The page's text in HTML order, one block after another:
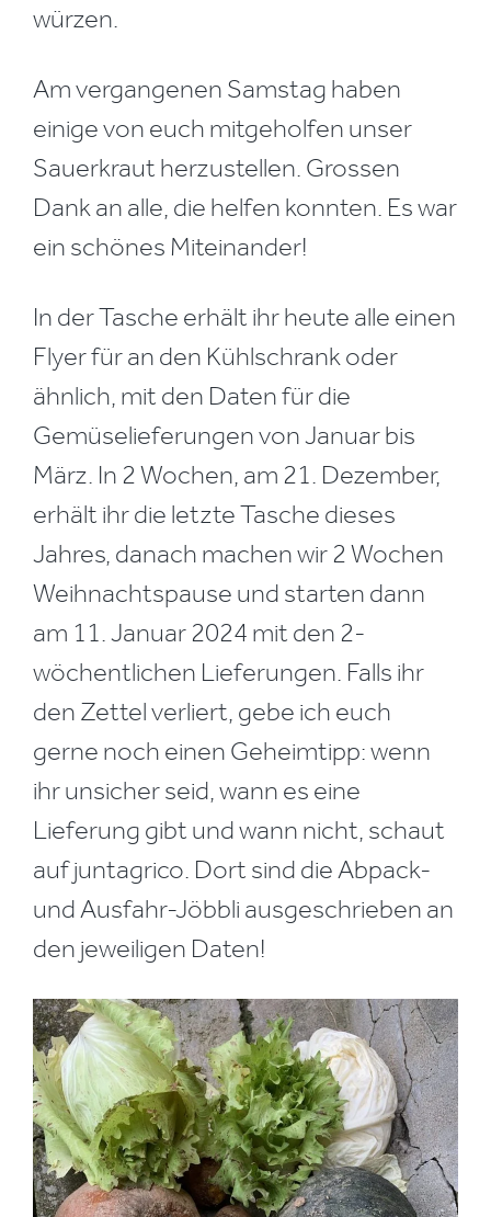
würzen.
Am vergangenen Samstag haben
einige von euch mitgeholfen unser
Sauerkraut herzustellen. Grossen
Dank an alle, die helfen konnten. Es war
ein schönes Miteinander!
In der Tasche erhält ihr heute alle einen
Flyer für an den Kühlschrank oder
ähnlich, mit den Daten für die
Gemüselieferungen von Januar bis
März. In 2 Wochen, am 21. Dezember,
erhält ihr die letzte Tasche dieses
Jahres, danach machen wir 2 Wochen
Weihnachtspause und starten dann
am 11. Januar 2024 mit den 2-
wöchentlichen Lieferungen. Falls ihr
den Zettel verliert, gebe ich euch
gerne noch einen Geheimtipp: wenn
ihr unsicher seid, wann es eine
Lieferung gibt und wann nicht, schaut
auf juntagrico. Dort sind die Abpack-
und Ausfahr-Jöbbli ausgeschrieben an
den jeweiligen Daten!